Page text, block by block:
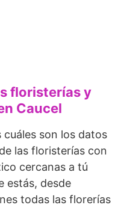
floristerías y
Caucel
cuáles son los datos
las floristerías con
cercanas a tú
estás, desde
todas las florerías